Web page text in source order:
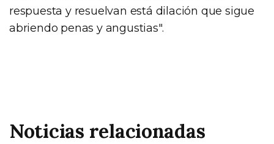
respuesta y resuelvan está dilación que sigue
abriendo penas y angustias".
Noticias relacionadas